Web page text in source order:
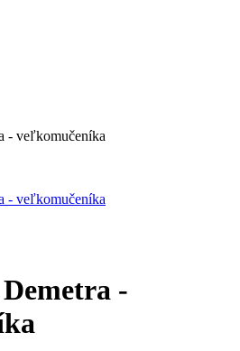
- veľkomučeníka
- veľkomučeníka
-